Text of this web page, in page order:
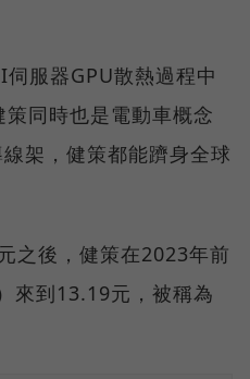
服器GPU散熱過程中
同時也是電動車概念
架，健策都能躋身全球
之後，健策在2023年前
來到13.19元，被稱為